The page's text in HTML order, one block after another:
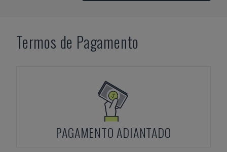
Termos de Pagamento
PAGAMENTO ADIANTADO